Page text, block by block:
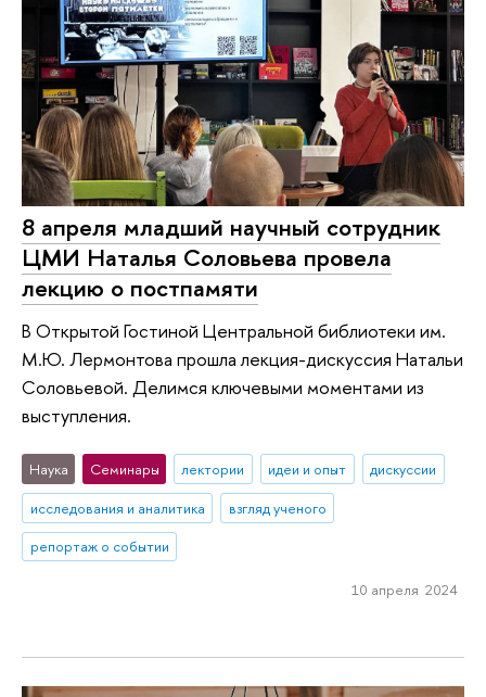
8 апреля младший научный сотрудник
ЦМИ Наталья Соловьева провела
лекцию о постпамяти
В Открытой Гостиной Центральной библиотеки им.
М.Ю. Лермонтова прошла лекция-дискуссия Натальи
Соловьевой. Делимся ключевыми моментами из
выступления.
Наука Семинары лектории идеи и опыт
дискуссии
исследования и аналитика
взгляд ученого
репортаж о событии
10 апреля 2024